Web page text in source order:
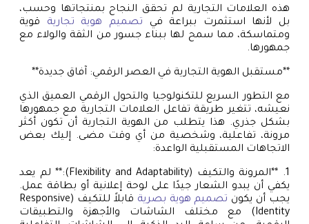
هذه العلامات التجارية لم تحقق النجاح بمنتجاتها وحسب،
بل لأنها استثمرت ببراعة في تصميم هوية تجارية قوية
ومتماسكة، مما سمح لها ببناء جسور من الثقة والولاء مع
جمهورها.
**مستقبل الهوية التجارية في العصر الرقمي: آفاق جديدة**
مع التطور السريع للتكنولوجيا والتحول الرقمي العميق الذي
نعيشه، تتغير طريقة تفاعل العلامات التجارية مع جمهورها
بشكل جذري. هذا يتطلب من الهوية التجارية أن تكون أكثر
مرونة، تفاعلية، وشخصية من أي وقت مضى. إليك بعض
الاتجاهات المستقبلية الواعدة:
1. **المرونة والتكيف (Flexibility and Adaptability):** لم يعد
يكفي أن يبدو الشعار جيدًا على لوحة إعلانية أو بطاقة عمل.
يجب أن يكون تصميم هوية بصرية
قابلاً للتكيف (Responsive
Identity) مع مختلف الشاشات والأجهزة والتطبيقات